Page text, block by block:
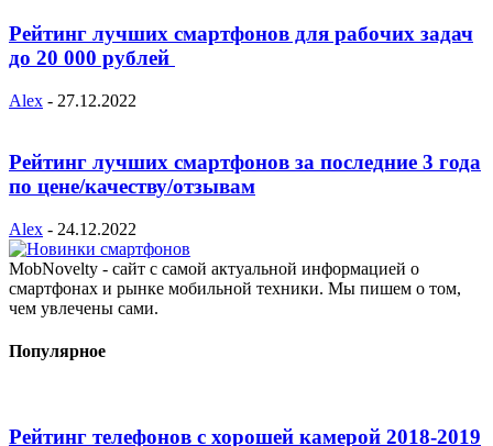
Рейтинг лучших смартфонов для рабочих задач
до 20 000 рублей
Alex - 27.12.2022
Рейтинг лучших смартфонов за последние 3 года
по цене/качеству/отзывам
Alex - 24.12.2022
MobNovelty - сайт с самой актуальной информацией о
смартфонах и рынке мобильной техники. Мы пишем о том,
чем увлечены сами.
Популярное
Рейтинг телефонов с хорошей камерой 2018-2019